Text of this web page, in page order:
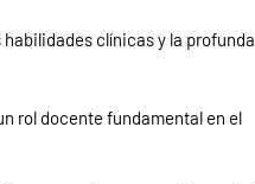
clínicas y la profunda
rol docente fundamental en el